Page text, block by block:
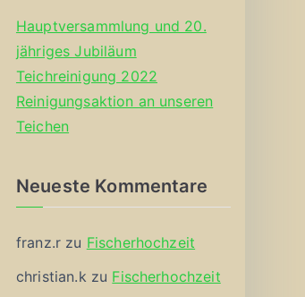
Hauptversammlung und 20.
jähriges Jubiläum
Teichreinigung 2022
Reinigungsaktion an unseren
Teichen
Neueste Kommentare
franz.r zu Fischerhochzeit
christian.k zu Fischerhochzeit